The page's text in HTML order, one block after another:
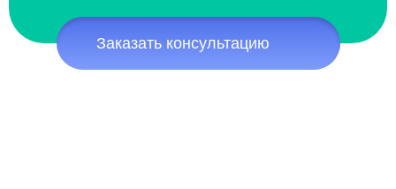
Заказать консультацию